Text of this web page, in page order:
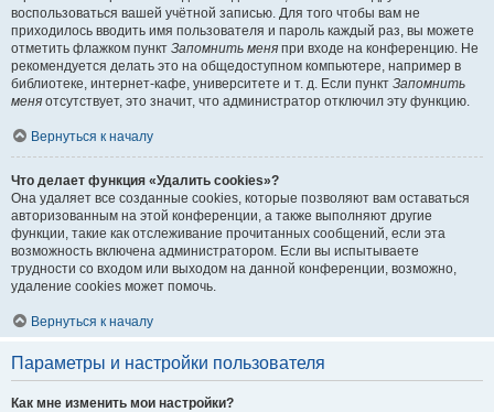
воспользоваться вашей учётной записью. Для того чтобы вам не
приходилось вводить имя пользователя и пароль каждый раз, вы можете
отметить флажком пункт Запомнить меня при входе на конференцию. Не
рекомендуется делать это на общедоступном компьютере, например в
библиотеке, интернет-кафе, университете и т. д. Если пункт Запомнить
меня отсутствует, это значит, что администратор отключил эту функцию.
Вернуться к началу
Что делает функция «Удалить cookies»?
Она удаляет все созданные cookies, которые позволяют вам оставаться
авторизованным на этой конференции, а также выполняют другие
функции, такие как отслеживание прочитанных сообщений, если эта
возможность включена администратором. Если вы испытываете
трудности со входом или выходом на данной конференции, возможно,
удаление cookies может помочь.
Вернуться к началу
Параметры и настройки пользователя
Как мне изменить мои настройки?